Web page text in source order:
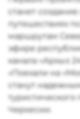
станет
путешествиях
маршрутам
эфире
канала «Архыз
«Поехали на
станут
туристического
Черкесии.